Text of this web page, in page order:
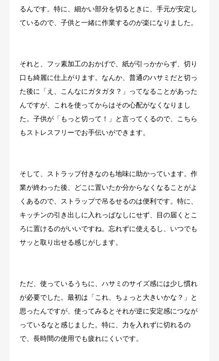
るんです。特に、細かい部分を切るときに、手元が安定し
ているので、子供と一緒に作業するのが楽になりました。
それと、フッ素加工のおかげで、紙が引っかからず、切り
口も綺麗に仕上がります。なんか、普通のハサミだと切っ
た後に「え、こんなにガタガタ？」ってなることがあった
んですが、これを使ってからはその心配がなくなりまし
た。子供が「もっと切って！」と言ってくるので、こちら
もストレスフリーでお手伝いができます。
そして、ストラップ付きなのも地味に助かっています。作
業が終わった後、どこに置いたか分からなくなることがよ
くあるので、ストラップで吊るせるのは便利です。特に、
キッチンの引き出しに入れっぱなしにせず、目の届くとこ
ろに置けるのがいいですね。忘れずに使えるし、いつでも
サッと取り出せる感じがします。
ただ、使っているうちに、ハサミのサイズ感には少し慣れ
が必要でした。最初は「これ、ちょっと大きいかな？」と
思ったんですが、使ってみるとそれが逆に安定感につなが
っているなと感じました。特に、力を入れずに切れるの
で、長時間の使用でも疲れにくいです。